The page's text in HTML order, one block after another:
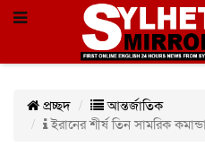
প্রচ্ছদ
আন্তর্জাতিক
ইরানের শীর্ষ তিন সামরিক